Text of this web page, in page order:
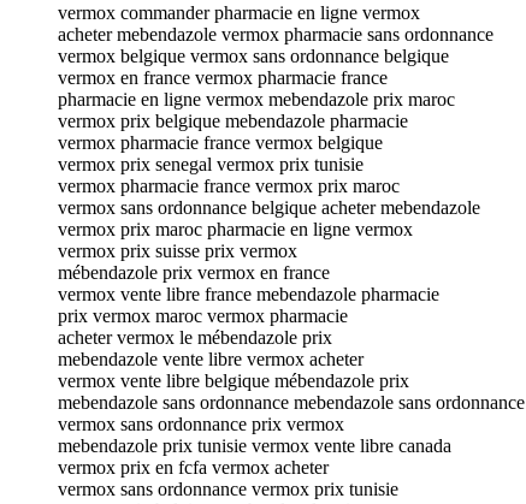
vermox commander pharmacie en ligne vermox
acheter mebendazole vermox pharmacie sans ordonnance
vermox belgique vermox sans ordonnance belgique
vermox en france vermox pharmacie france
pharmacie en ligne vermox mebendazole prix maroc
vermox prix belgique mebendazole pharmacie
vermox pharmacie france vermox belgique
vermox prix senegal vermox prix tunisie
vermox pharmacie france vermox prix maroc
vermox sans ordonnance belgique acheter mebendazole
vermox prix maroc pharmacie en ligne vermox
vermox prix suisse prix vermox
mébendazole prix vermox en france
vermox vente libre france mebendazole pharmacie
prix vermox maroc vermox pharmacie
acheter vermox le mébendazole prix
mebendazole vente libre vermox acheter
vermox vente libre belgique mébendazole prix
mebendazole sans ordonnance mebendazole sans ordonnance
vermox sans ordonnance prix vermox
mebendazole prix tunisie vermox vente libre canada
vermox prix en fcfa vermox acheter
vermox sans ordonnance vermox prix tunisie